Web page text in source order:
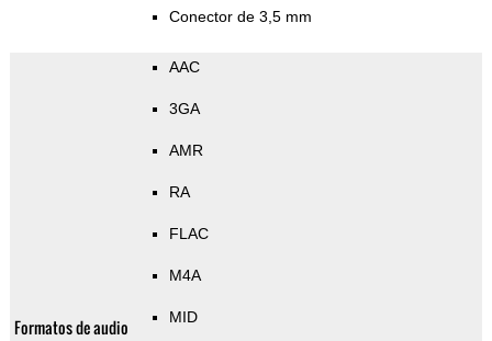
Conector de 3,5 mm
Formatos de audio
AAC
3GA
AMR
RA
FLAC
M4A
MID